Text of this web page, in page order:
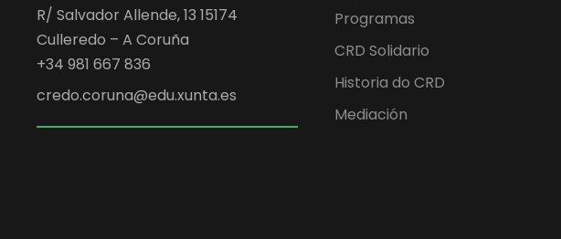
R/ Salvador Allende, 13 15174
Culleredo – A Coruña
+34 981 667 836
credo.coruna@edu.xunta.es
Programas
CRD Solidario
Historia do CRD
Mediación